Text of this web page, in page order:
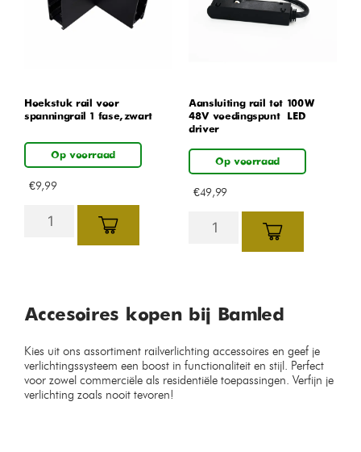
Hoekstuk rail voor
spanningrail 1 fase, zwart
Op voorraad
€9,99
Aansluiting rail tot 100W
48V voedingspunt – LED
driver
Op voorraad
€49,99
Accesoires kopen bij Bamled
Kies uit ons assortiment railverlichting accessoires en geef je
verlichtingssysteem een boost in functionaliteit en stijl. Perfect
voor zowel commerciële als residentiële toepassingen. Verfijn je
verlichting zoals nooit tevoren!